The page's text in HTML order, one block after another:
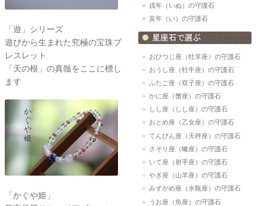
「遊」シリーズ
遊びから生まれた究極の宝珠ブ
レスレット
「天の根」の真髄をここに標し
ます
「かぐや姫」
戌年（いぬ）の守護石
亥年（い）の守護石
おひつじ座（牡羊座）の守護石
おうし座（牡牛座）の守護石
ふたご座（双子座）の守護石
かに座（蟹座）の守護石
しし座（しし座）の守護石
おとめ座（乙女座）の守護石
てんびん座（天秤座）の守護石
さそり座（蠍座）の守護石
いて座（射手座）の守護石
やぎ座（山羊座）の守護石
みずがめ座（水瓶座）の守護石
うお座（魚座）の守護石